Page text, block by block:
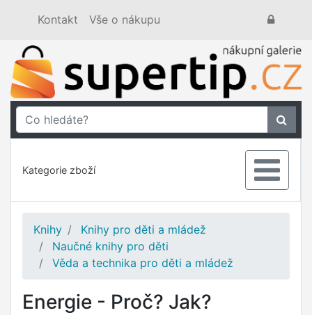
Kontakt Vše o nákupu
Kategorie zboží
Knihy
Knihy pro děti a mládež
Naučné knihy pro děti
Věda a technika pro děti a mládež
Energie - Proč? Jak?